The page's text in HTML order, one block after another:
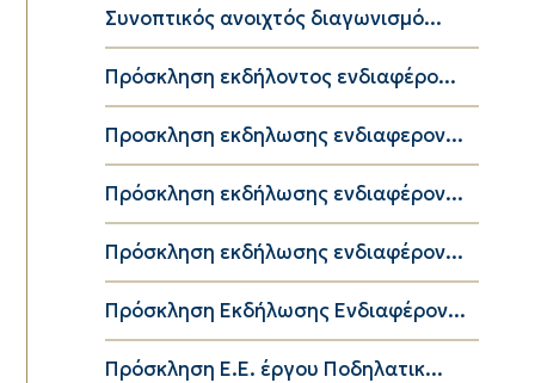
Συνοπτικός ανοιχτός διαγωνισμό...
Πρόσκληση εκδήλοντος ενδιαφέρο...
Προσκληση εκδηλωσης ενδιαφερον...
Πρόσκληση εκδήλωσης ενδιαφέρον...
Πρόσκληση εκδήλωσης ενδιαφέρον...
Πρόσκληση Εκδήλωσης Ενδιαφέρον...
Πρόσκληση Ε.Ε. έργου Ποδηλατικ...